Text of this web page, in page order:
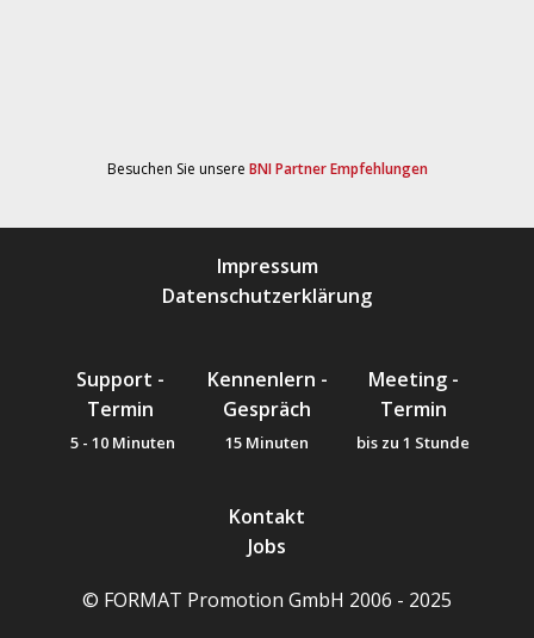
Besuchen Sie unsere BNI Partner Empfehlungen
Impressum
Datenschutzerklärung
Support -
Termin
5 - 10 Minuten
Kennenlern -
Gespräch
15 Minuten
Meeting -
Termin
bis zu 1 Stunde
Kontakt
Jobs
© FORMAT Promotion GmbH 2006 - 2025